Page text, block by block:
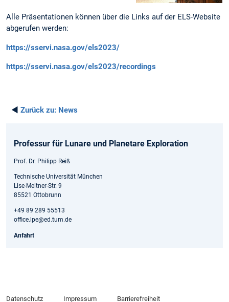
Alle Präsentationen können über die Links auf der ELS-Website
abgerufen werden:
https://sservi.nasa.gov/els2023/
https://sservi.nasa.gov/els2023/recordings
◄ Zurück zu: News
Professur für Lunare und Planetare Exploration
Prof. Dr. Philipp Reiß
Technische Universität München
Lise-Meitner-Str. 9
85521 Ottobrunn
+49 89 289 55513
office.lpe@ed.tum.de
Anfahrt
Datenschutz Impressum Barrierefreiheit